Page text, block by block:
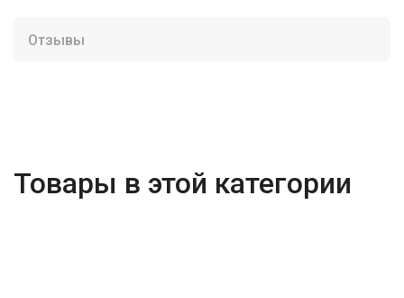
Отзывы
Товары в этой категории